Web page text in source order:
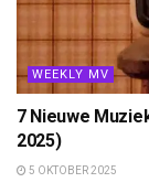
WEEKLY MV
7 Nieuwe
2025)
5 OKTOBER 2025